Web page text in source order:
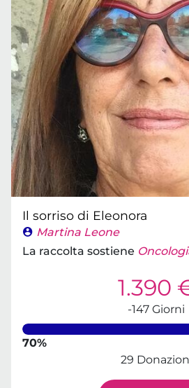
Il sorriso di Eleonora
Martina Leone
La raccolta sostiene
1.390
-147 Giorni
70%
29